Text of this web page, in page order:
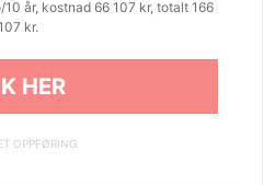
år, kostnad 66 107 kr, totalt 166
kr.
HER
OPPFØRING